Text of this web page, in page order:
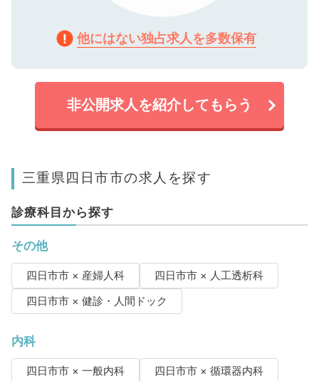
他にはない独占求人を多数保有
非公開求人を紹介してもらう
三重県四日市市の求人を探す
診療科目から探す
その他
四日市市 × 産婦人科
四日市市 × 人工透析科
四日市市 × 健診・人間ドック
内科
四日市市 × 一般内科
四日市市 × 循環器内科